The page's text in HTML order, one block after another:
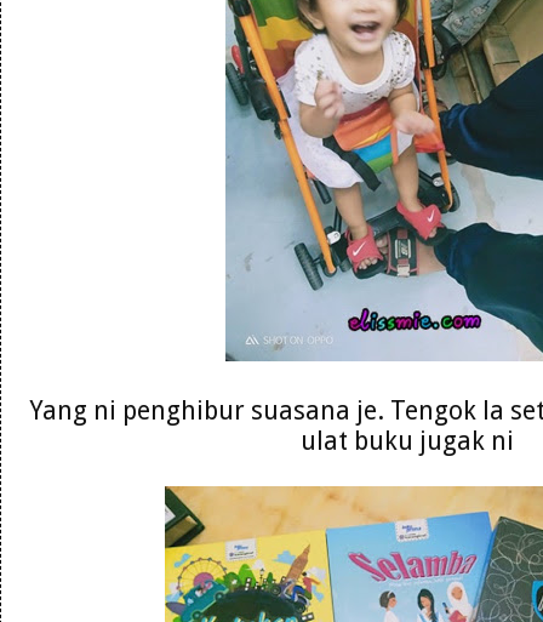
Yang ni penghibur suasana je. Tengok la
ulat buku jugak ni